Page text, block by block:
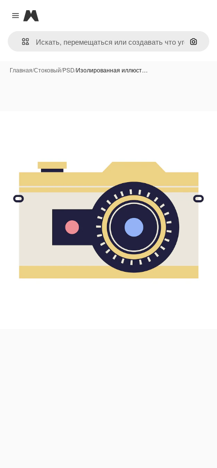
Close menu
Magnific
Поиск
Главная/Стоковый/PSD/Изолированная иллюст…